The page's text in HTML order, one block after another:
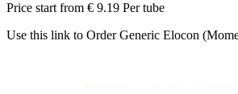
Price start from € 9.19 Per tube
Use this link to Order Generic Elocon